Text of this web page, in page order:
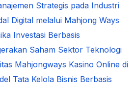
Strategis pada Industri
Digital melalui Mahjong Ways
Investasi Berbasis
Saham Sektor Teknologi
Mahjongways Kasino Online di
Tata Kelola Bisnis Berbasis